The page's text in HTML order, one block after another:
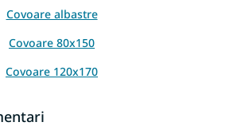
Covoare albastre
Covoare 80x150
Covoare 120x170